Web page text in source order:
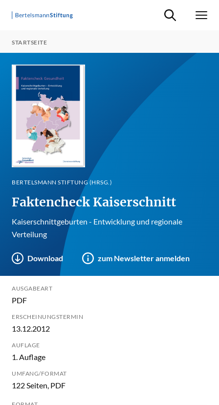
Suche ein-/
STARTSEITE
BERTELSMANN STIFTUNG (HRSG.)
Faktencheck Kaiserschnitt
Kaiserschnittgeburten - Entwicklung und regionale
Verteilung
Download zum Newsletter anmelden
AUSGABEART
PDF
ERSCHEINUNGSTERMIN
13.12.2012
AUFLAGE
1. Auflage
UMFANG/FORMAT
122 Seiten, PDF